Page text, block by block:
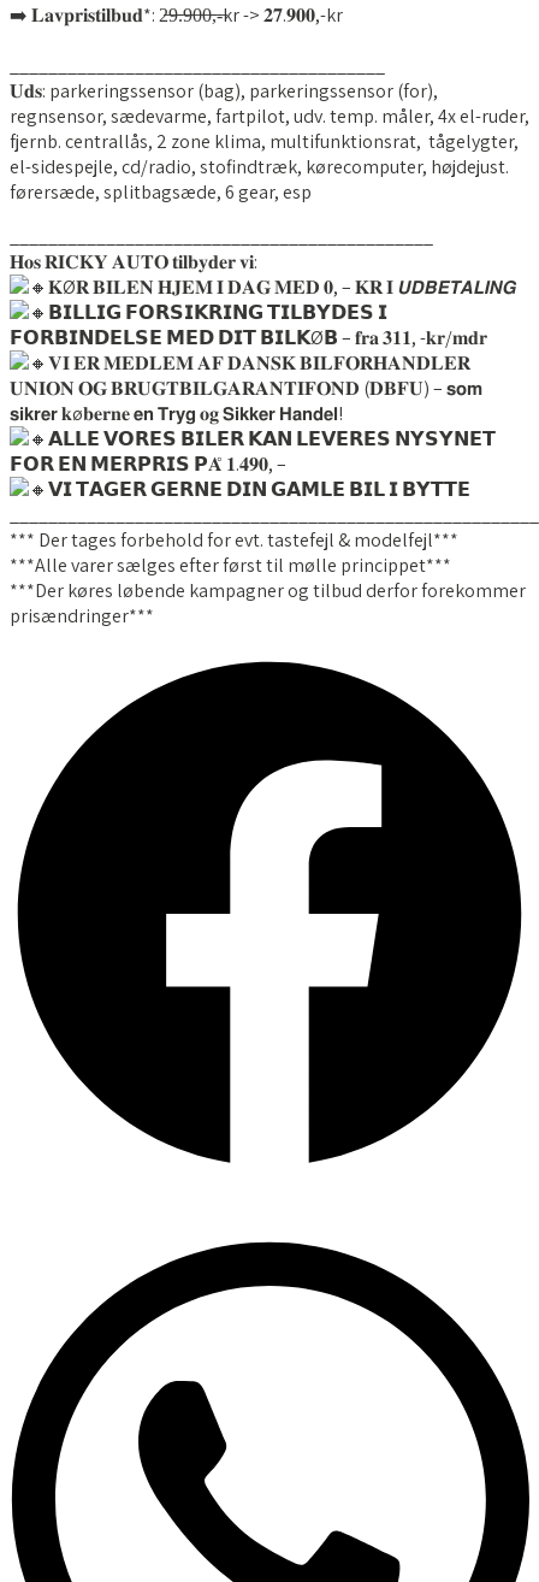
➡️ 𝐋𝐚𝐯𝐩𝐫𝐢𝐬𝐭𝐢𝐥𝐛𝐮𝐝*: 2̶9̶.̶9̶0̶0̶,̶-̶kr -> 𝟐𝟕.𝟗𝟎𝟎,-kr
𝐔𝐝𝐬: parkeringssensor (bag), parkeringssensor (for),
regnsensor, sædevarme, fartpilot, udv. temp. måler, 4x el-ruder,
fjernb. centrallås, 2 zone klima, multifunktionsrat, tågelygter,
el-sidespejle, cd/radio, stofindtræk, kørecomputer, højdejust.
førersæde, splitbagsæde, 6 gear, esp
𝐇𝐨𝐬 𝐑𝐈𝐂𝐊𝐘 𝐀𝐔𝐓𝐎 𝐭𝐢𝐥𝐛𝐲𝐝𝐞𝐫 𝐯𝐢:
𝐊Ø𝐑 𝐁𝐈𝐋𝐄𝐍 𝐇𝐉𝐄𝐌 𝐈 𝐃𝐀𝐆 𝐌𝐄𝐃 𝟎, – 𝐊𝐑 𝐈 𝙐𝘿𝘽𝙀𝙏𝘼𝙇𝙄𝙉𝙂
𝗕𝗜𝗟𝗟𝗜𝗚 𝗙𝗢𝗥𝗦𝗜𝗞𝗥𝗜𝗡𝗚 𝗧𝗜𝗟𝗕𝗬𝗗𝗘𝗦 𝗜
𝗙𝗢𝗥𝗕𝗜𝗡𝗗𝗘𝗟𝗦𝗘 𝗠𝗘𝗗 𝗗𝗜𝗧 𝗕𝗜𝗟𝗞Ø𝗕 – 𝐟𝐫𝐚 𝟑𝟏𝟏, -𝐤𝐫/𝐦𝐝𝐫
𝐕𝐈 𝐄𝐑 𝐌𝐄𝐃𝐋𝐄𝐌 𝐀𝐅 𝐃𝐀𝐍𝐒𝐊 𝐁𝐈𝐋𝐅𝐎𝐑𝐇𝐀𝐍𝐃𝐋𝐄𝐑
𝐔𝐍𝐈𝐎𝐍 𝐎𝐆 𝐁𝐑𝐔𝐆𝐓𝐁𝐈𝐋𝐆𝐀𝐑𝐀𝐍𝐓𝐈𝐅𝐎𝐍𝐃 (𝐃𝐁𝐅𝐔) – 𝘀𝗼𝗺
𝘀𝗶𝗸𝗿𝗲𝗿 𝐤ø𝐛𝐞𝐫𝐧𝐞 𝗲𝗻 𝗧𝗿𝘆𝗴 𝐨𝐠 𝗦𝗶𝗸𝗸𝗲𝗿 𝗛𝗮𝗻𝗱𝗲𝗹!
𝗔𝗟𝗟𝗘 𝗩𝗢𝗥𝗘𝗦 𝗕𝗜𝗟𝗘𝗥 𝗞𝗔𝗡 𝗟𝗘𝗩𝗘𝗥𝗘𝗦 𝗡𝗬𝗦𝗬𝗡𝗘𝗧
𝗙𝗢𝗥 𝗘𝗡 𝗠𝗘𝗥𝗣𝗥𝗜𝗦 𝗣𝐀̊ 𝟏.𝟒𝟗𝟎, –
𝗩𝗜 𝗧𝗔𝗚𝗘𝗥 𝗚𝗘𝗥𝗡𝗘 𝗗𝗜𝗡 𝗚𝗔𝗠𝗟𝗘 𝗕𝗜𝗟 𝗜 𝗕𝗬𝗧𝗧𝗘
*** Der tages forbehold for evt. tastefejl & modelfejl***
***Alle varer sælges efter først til mølle princippet***
***Der køres løbende kampagner og tilbud derfor forekommer
prisændringer***